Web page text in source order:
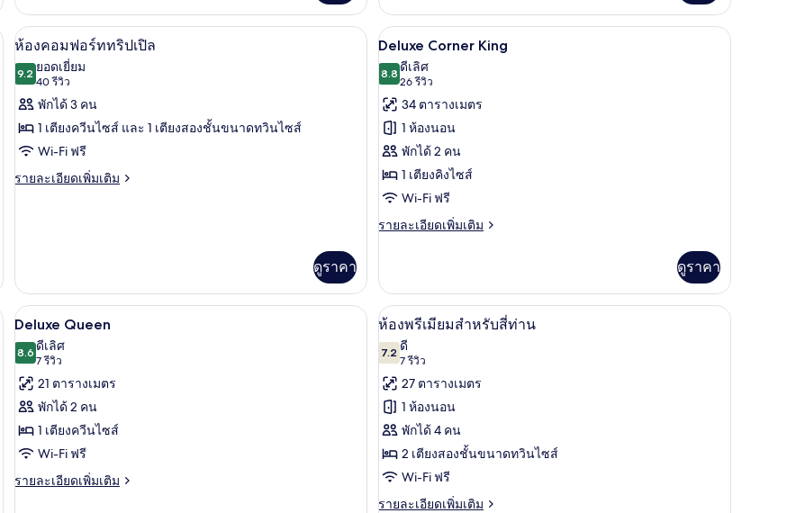
เกี่ยว
กับ
King
เตียง
เกี่ยว
กับ
ห้อง
พรีเมียม,
เตียง
ควีน
ไซส์
เตียง
ด/โต๊ะรีดผ้า, Wi-Fi ฟรี
เปิด
ภาพถ่าย
ทั้งหมด
ของ
ห้อง
คอมฟอร์ท
ตู้นิรภัยในห้องพัก, โต๊ะทำงาน, เตารีด/โต๊ะรีดผ้า, Wi-Fi ฟรี
7
ห้องคอมฟอร์ททริปเปิล
9.29.2 จาก 10
ยอดเยี่ยม
40 รีวิว
(40
รีวิว)
พักได้ 3 คน
1 เตียงควีนไซส์ และ 1 เตียงสองชั้นขนาดทวินไซส์
Wi-Fi ฟรี
รายละเอียดเพิ่มเติม
ราย
คอมฟอร์ท
ทริปเปิล
ดูราคา
เปิด
ภาพถ่าย
ทั้งหมด
ของ
Deluxe
Corner
King
ตู้นิรภัยในห้องพัก, โต๊ะทำงาน, เตารีด/โต๊ะรีดผ้
5
Deluxe Corner King
8.88.8 จาก 10
ดีเลิศ
26 รีวิว
(26
รีวิว)
34 ตารางเมตร
1 ห้องนอน
พักได้ 2 คน
1 เตียงคิงไซส์
Wi-Fi ฟรี
รายละเอียดเพิ่มเติม
ราย
เกี่ยว
กับ
Deluxe
Corner
King
ดูราคา
/โต๊ะรีดผ้า, Wi-Fi ฟรี
เปิด
ภาพถ่าย
ทั้งหมด
ของ
Deluxe
Queen
ตู้นิรภัยในห้องพัก, โต๊ะทำงาน, เตารีด/โต๊ะรีดผ้า, Wi-Fi ฟรี
5
Deluxe Queen
8.68.6 จาก 10
ดีเลิศ
7 รีวิว
(7
รีวิว)
21 ตารางเมตร
พักได้ 2 คน
1 เตียงควีนไซส์
Wi-Fi ฟรี
รายละเอียดเพิ่มเติม
ราย
เปิด
ภาพถ่าย
ทั้งหมด
ของ
ห้อง
พรีเมียม
สำหรับ
สี่
ตู้นิรภัยในห้องพัก, โต๊ะทำงาน, เตารีด/โต๊ะรีดผ้
5
ห้องพรีเมียมสำหรับสี่ท่าน
7.27.2 จาก 10
ดี
7 รีวิว
(7
รีวิว)
27 ตารางเมตร
1 ห้องนอน
พักได้ 4 คน
2 เตียงสองชั้นขนาดทวินไซส์
Wi-Fi ฟรี
รายละเอียดเพิ่มเติม
ราย